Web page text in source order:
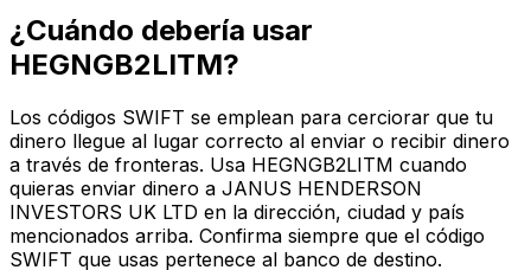
¿Cuándo debería usar
HEGNGB2LITM?
Los códigos SWIFT se emplean para cerciorar que tu
dinero llegue al lugar correcto al enviar o recibir dinero
a través de fronteras. Usa HEGNGB2LITM cuando
quieras enviar dinero a JANUS HENDERSON
INVESTORS UK LTD en la dirección, ciudad y país
mencionados arriba. Confirma siempre que el código
SWIFT que usas pertenece al banco de destino.